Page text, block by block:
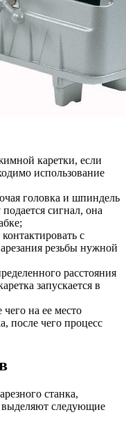
каретки, если
использование
головка и шпиндель
сигнал, она
с
резьбы нужной
расстояния
запускается в
чего на ее место
после чего процесс
станка,
выделяют следующие